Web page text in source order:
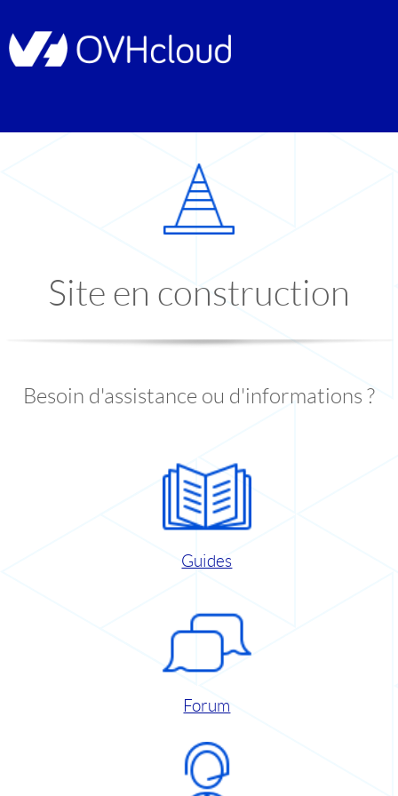
Site en construction
Besoin d'assistance ou d'informations ?
Guides
Forum